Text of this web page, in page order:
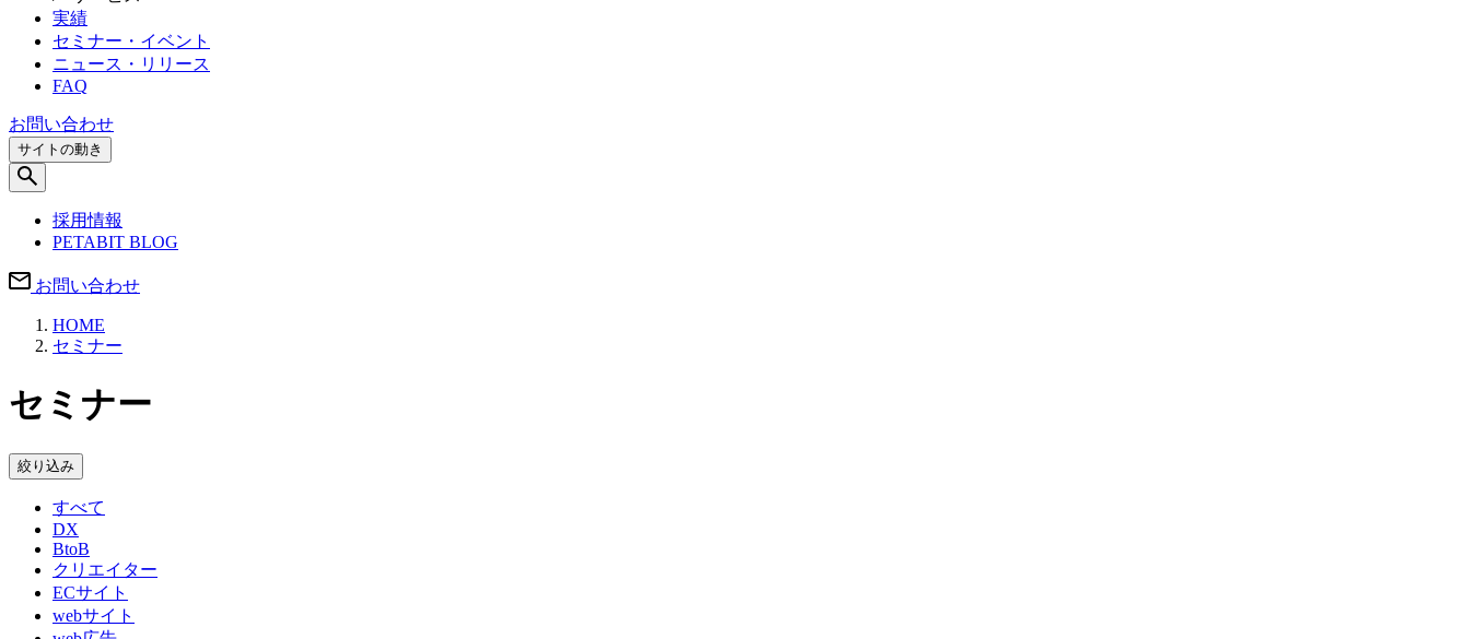
実績
セミナー・イベント
ニュース・リリース
FAQ
お問い合わせ
サイトの動き
採用情報
PETABIT BLOG
お問い合わせ
HOME
セミナー
セミナー
絞り込み
すべて
DX
BtoB
クリエイター
ECサイト
webサイト